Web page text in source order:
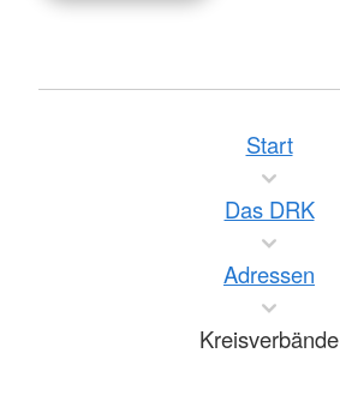
Start
Das DRK
Adressen
Kreisverbände